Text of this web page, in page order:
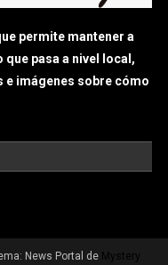
permite mantener a
pasa a nivel local,
imágenes sobre cómo
News Portal de Mystery